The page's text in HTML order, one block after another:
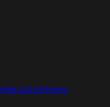
od umowy